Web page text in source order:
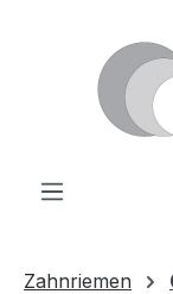
Zahnriemen